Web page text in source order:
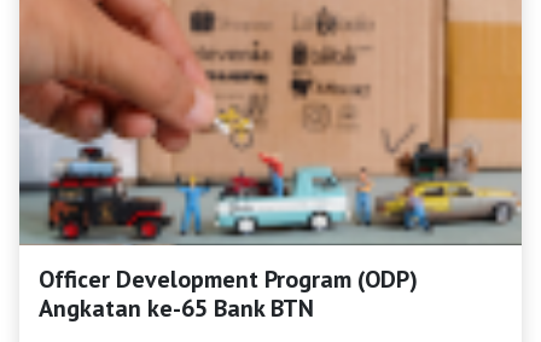
Officer Development Program (ODP)
Angkatan ke-65 Bank BTN